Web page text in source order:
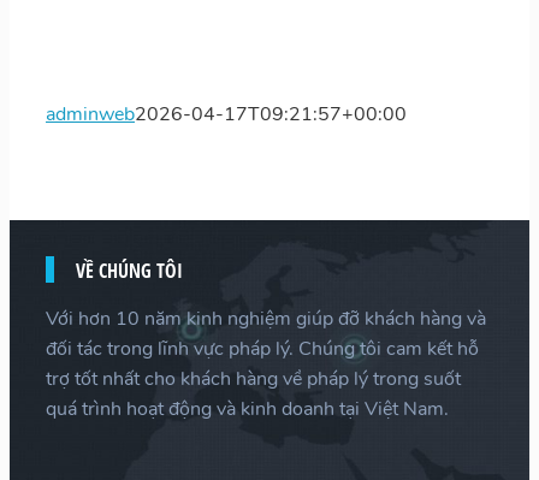
adminweb2026-04-17T09:21:57+00:00
VỀ CHÚNG TÔI
Với hơn 10 năm kinh nghiệm giúp đỡ khách hàng và
đối tác trong lĩnh vực pháp lý. Chúng tôi cam kết hỗ
trợ tốt nhất cho khách hàng về pháp lý trong suốt
quá trình hoạt động và kinh doanh tại Việt Nam.